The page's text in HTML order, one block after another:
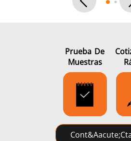
Prueba De
Muestras